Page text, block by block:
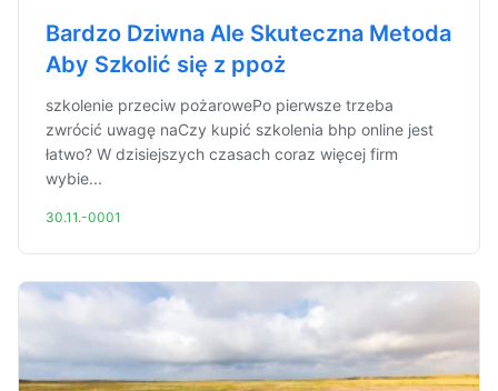
Bardzo Dziwna Ale Skuteczna Metoda
Aby Szkolić się z ppoż
szkolenie przeciw pożarowePo pierwsze trzeba
zwrócić uwagę naCzy kupić szkolenia bhp online jest
łatwo? W dzisiejszych czasach coraz więcej firm
wybie...
30.11.-0001